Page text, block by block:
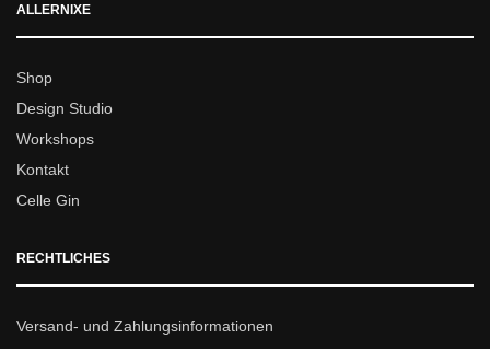
ALLERNIXE
Shop
Design Studio
Workshops
Kontakt
Celle Gin
RECHTLICHES
Versand- und Zahlungsinformationen